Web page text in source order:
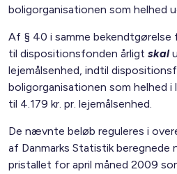
boligorganisationen som helhed
Af § 40 i samme
til dispositionsfonden årligtskal
lejemålsenhed, indtil
boligorganisationen som helhed i
til 4.179 kr. pr. lejemålsenhed.
De nævnte beløb reguleres i
af Danmarks Statistik beregnede
pristallet for april måned 2009